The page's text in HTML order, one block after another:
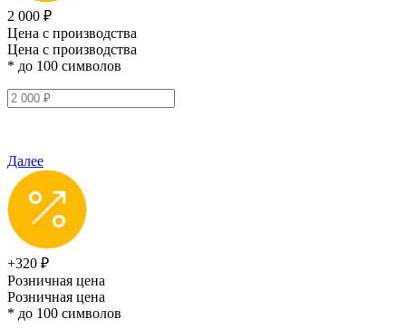
2 000 ₽
Цена с производства
Цена с производства
* до 100 символов
Далее
+320 ₽
Розничная цена
Розничная цена
* до 100 символов